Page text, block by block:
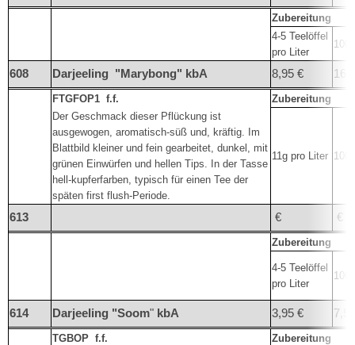
Zubereitung
4-5 Teelöffel
pro Liter
608 Darjeeling "Marybong" kbA 8,95 €
FTGFOP1 f.f.
Zubereitung
Der Geschmack dieser Pflückung ist
ausgewogen, aromatisch-süß und, kräftig. Im
Blattbild kleiner und fein gearbeitet, dunkel, mit
grünen Einwürfen und hellen Tips. In der Tasse
hell-kupferfarben, typisch für einen Tee der
späten first flush-Periode.
11g pro Liter
613 € €
Zubereitung
4-5 Teelöffel
pro Liter
614 Darjeeling "Soom" kbA 3,95 €
TGBOP f.f.
Zubereitung